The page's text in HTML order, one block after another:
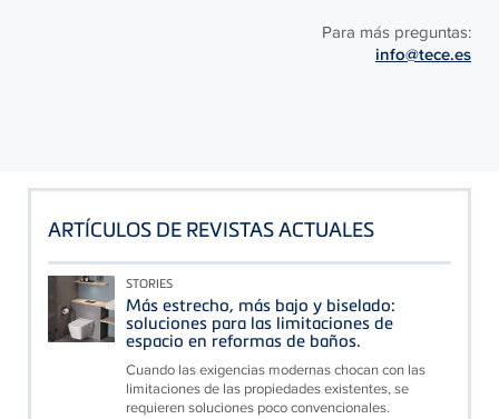
Para más preguntas:
info@tece.es
ARTÍCULOS DE REVISTAS ACTUALES
STORIES
Más estrecho, más bajo y biselado:
soluciones para las limitaciones de
espacio en reformas de baños.
Cuando las exigencias modernas chocan con las
limitaciones de las propiedades existentes, se
requieren soluciones poco convencionales.